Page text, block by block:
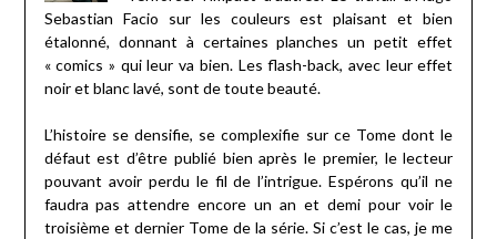
Sebastian Facio sur les couleurs est plaisant et bien
étalonné, donnant à certaines planches un petit effet
« comics » qui leur va bien. Les flash-back, avec leur effet
noir et blanc lavé, sont de toute beauté.
L’histoire se densifie, se complexifie sur ce Tome dont le
défaut est d’être publié bien après le premier, le lecteur
pouvant avoir perdu le fil de l’intrigue. Espérons qu’il ne
faudra pas attendre encore un an et demi pour voir le
troisième et dernier Tome de la série. Si c’est le cas, je me